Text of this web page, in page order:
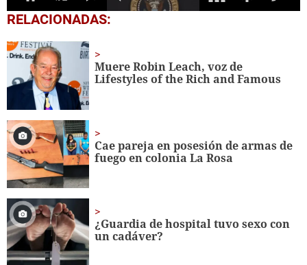
0
seconds
1
minute,
seconds
RELACIONADAS:
Muere Robin Leach, voz de
Lifestyles of the Rich and Famous
Cae pareja en posesión de armas de
fuego en colonia La Rosa
¿Guardia de hospital tuvo sexo con
un cadáver?